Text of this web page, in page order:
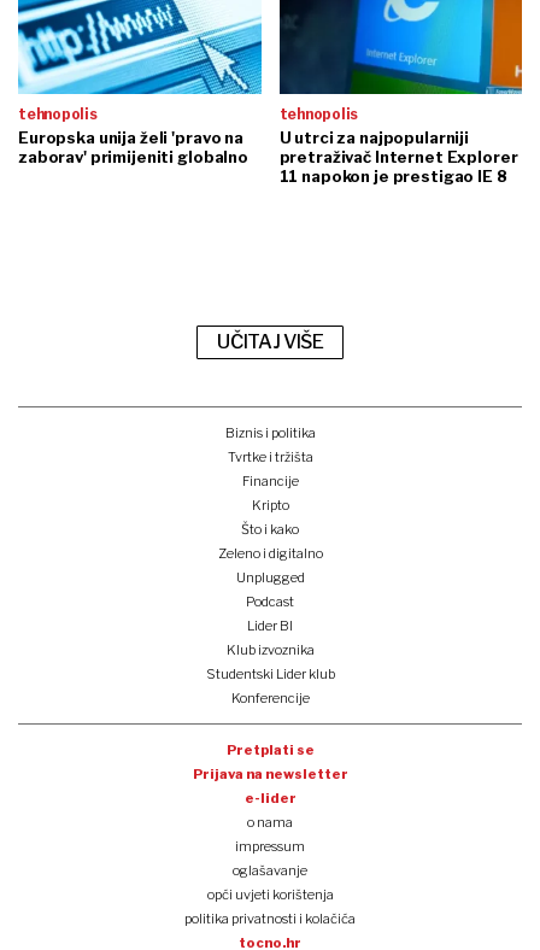
tehnopolis
Europska unija želi 'pravo na
zaborav' primijeniti globalno
tehnopolis
U utrci za najpopularniji
pretraživač Internet Explorer
11 napokon je prestigao IE 8
UČITAJ VIŠE
Biznis i politika
Tvrtke i tržišta
Financije
Kripto
Što i kako
Zeleno i digitalno
Unplugged
Podcast
Lider BI
Klub izvoznika
Studentski Lider klub
Konferencije
Pretplati se
Prijava na newsletter
e-lider
o nama
impressum
oglašavanje
opći uvjeti korištenja
politika privatnosti i kolačića
tocno.hr